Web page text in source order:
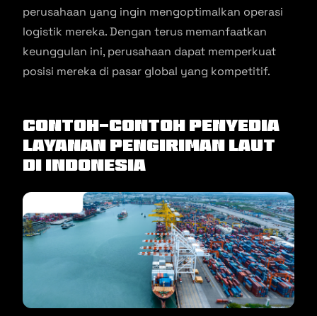
perusahaan yang ingin mengoptimalkan operasi
logistik mereka. Dengan terus memanfaatkan
keunggulan ini, perusahaan dapat memperkuat
posisi mereka di pasar global yang kompetitif.
Contoh-Contoh Penyedia
Layanan Pengiriman Laut
di Indonesia